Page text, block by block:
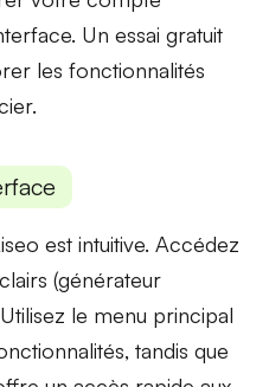
Unessai gratuit
les fonctionnalités
est intuitive. Accédez
clairs (générateur
le menu principal
tandis que